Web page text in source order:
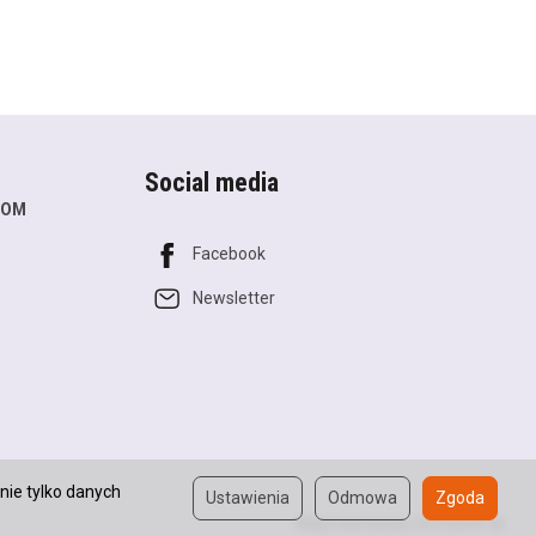
Social media
Facebook
Newsletter
Sklep internetowy SOTESHOP AI
tylko danych Ustawienia Odmowa Zgoda